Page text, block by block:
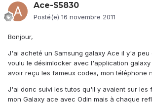
Ace-S5830
Posté(e) 16 novembre 2011
Bonjour,
J'ai acheté un Samsung galaxy Ace il y'a peu
voulu le désimlocker avec l'application
avoir reçu les fameux codes, mon téléphone
J'ai donc suivi les tutos qu'il y avaient sur les
mon Galaxy ace avec Odin mais à chaque